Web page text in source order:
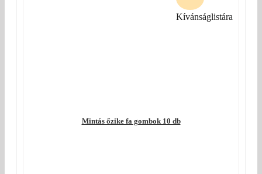
Mintás őzike fa gombok 10 db
Kívánságlistára